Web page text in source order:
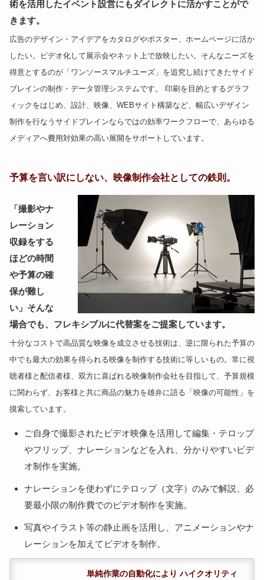
術を活用したイベント設営にもダイレクトに活かすことがで
きます。
広告のデザイン・アイデアをカタログやポスター、ホームページに活か
したい。ビデオ化して展示会やネット上で放映したい。そんなニーズを
得意とするのが「ワンソースマルチユーズ」を追究し続けてきたサイド
ブレインの制作・データ管理システムです。 印刷を目的とするグラフ
ィックをはじめ、設計、映像、WEBサイト構築など、幅広いデザイン
制作を行なうサイドブレインならではの効率ワークフローで、あらゆる
メディアへ費用対効果の高い展開をサポートしています。
予算を言い訳にしない、映像制作会社としての鉄則。
「撮影やナ
レーション
収録をする
ほどの時間
や予算の確
保が難し
い」そんな
場合でも、フレキシブルに代替案をご提案しています。
十分なコストで高品質な映像を成立させる技術は、逆に限られた予算の
中でも最大の効果を得られる映像を制作する技術に等しいもの。常に視
聴者様と配信者様、双方に喜ばれる映像制作会社を目指して、予算規模
に関わらず、お客様と共に商品の魅力を雄弁に語る「映像の可能性」を
摸索しています。
ご自身で撮影されたビデオ映像を活用して編集・テロップ
やフリップ、ナレーションなどを入れ、分かりやすいビデ
オ制作を実施。
ナレーションを使わずにテロップ（文字）のみで解説、必
要最小限の制作費でのビデオ制作を実施。
写真やイラスト等の静止画を活用し、アニメーションやナ
レーションを加えてビデオを制作。
単純作業の自動化により ハイクオリティ